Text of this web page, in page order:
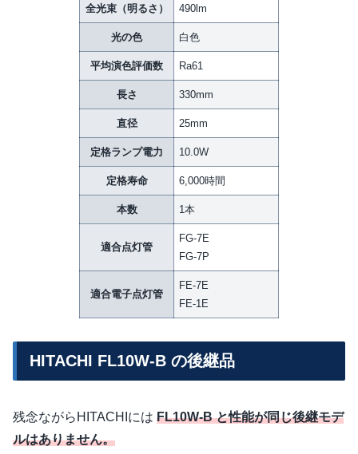
全光束（明るさ） 490lm
光の色 白色
平均演色評価数 Ra61
長さ 330mm
直径 25mm
定格ランプ電力 10.0W
定格寿命 6,000時間
本数 1本
適合点灯管
FG-7E
FG-7P
適合電子点灯管
FE-7E
FE-1E
HITACHI FL10W-B の後継品
残念ながらHITACHIには FL10W-B と性能が同じ後継モデ
ルはありません。